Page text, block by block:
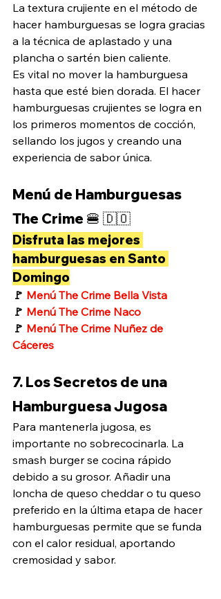
La textura crujiente en el método de
hacer hamburguesas se logra gracias
a la técnica de aplastado y una
plancha o sartén bien caliente.
Es vital no mover la hamburguesa
hasta que esté bien dorada. El hacer
hamburguesas crujientes se logra en
los primeros momentos de cocción,
sellando los jugos y creando una
experiencia de sabor única.
Menú de Hamburguesas
The Crime 🍔 🇩🇴
Disfruta las mejores
hamburguesas en Santo
Domingo
🚩 Menú The Crime Bella Vista
🚩 Menú The Crime Naco
🚩 Menú The Crime Nuñez de
Cáceres
7. Los Secretos de una
Hamburguesa Jugosa
Para mantenerla jugosa, es
importante no sobrecocinarla. La
smash burger se cocina rápido
debido a su grosor. Añadir una
loncha de queso cheddar o tu queso
preferido en la última etapa de hacer
hamburguesas permite que se funda
con el calor residual, aportando
cremosidad y sabor.